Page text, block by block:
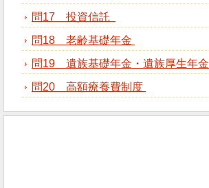
問17 投資信託
問18 老齢基礎年金
問19 遺族基礎年金・遺族厚生年金
問20 高額療養費制度